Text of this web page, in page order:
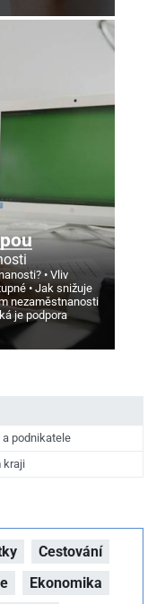
Vliv
Jak snižuje
nezaměstnanosti
je podpora
podnikatele
kraji
Cestování
Ekonomika